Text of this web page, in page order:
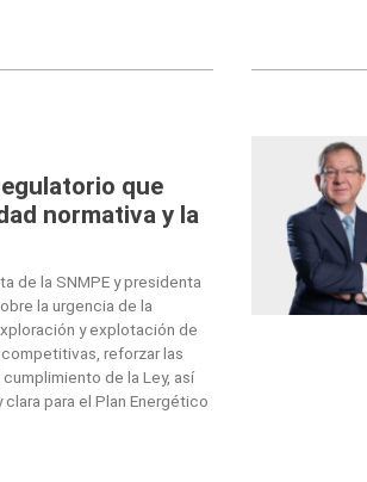
que
normativa y la
de la SNMPE y presidenta
la urgencia de la
y explotación de
reforzar las
de la Ley, así
para el Plan Energético